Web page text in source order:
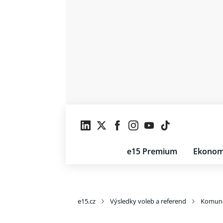
e15 Premium
e15.cz Výsledky voleb a referend